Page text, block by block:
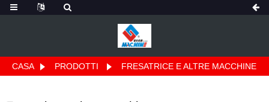
CASA PRODOTTI FRESATRICE E ALTRE MACCHINE